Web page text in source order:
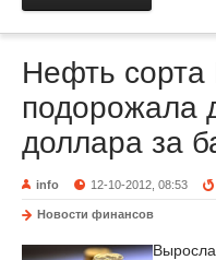
Нефть сорта
подорожала
доллара за
info 12-10-2012, 08:53
Новости финансов